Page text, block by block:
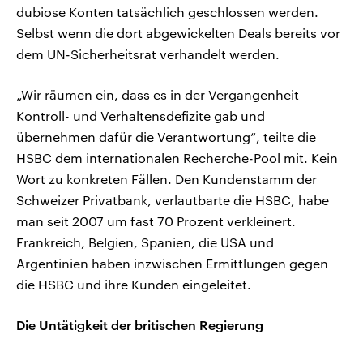
dubiose Konten tatsächlich geschlossen werden.
Selbst wenn die dort abgewickelten Deals bereits vor
dem UN-Sicherheitsrat verhandelt werden.
„Wir räumen ein, dass es in der Vergangenheit
Kontroll- und Verhaltensdefizite gab und
übernehmen dafür die Verantwortung“, teilte die
HSBC dem internationalen Recherche-Pool mit. Kein
Wort zu konkreten Fällen. Den Kundenstamm der
Schweizer Privatbank, verlautbarte die HSBC, habe
man seit 2007 um fast 70 Prozent verkleinert.
Frankreich, Belgien, Spanien, die USA und
Argentinien haben inzwischen Ermittlungen gegen
die HSBC und ihre Kunden eingeleitet.
Die Untätigkeit der britischen Regierung